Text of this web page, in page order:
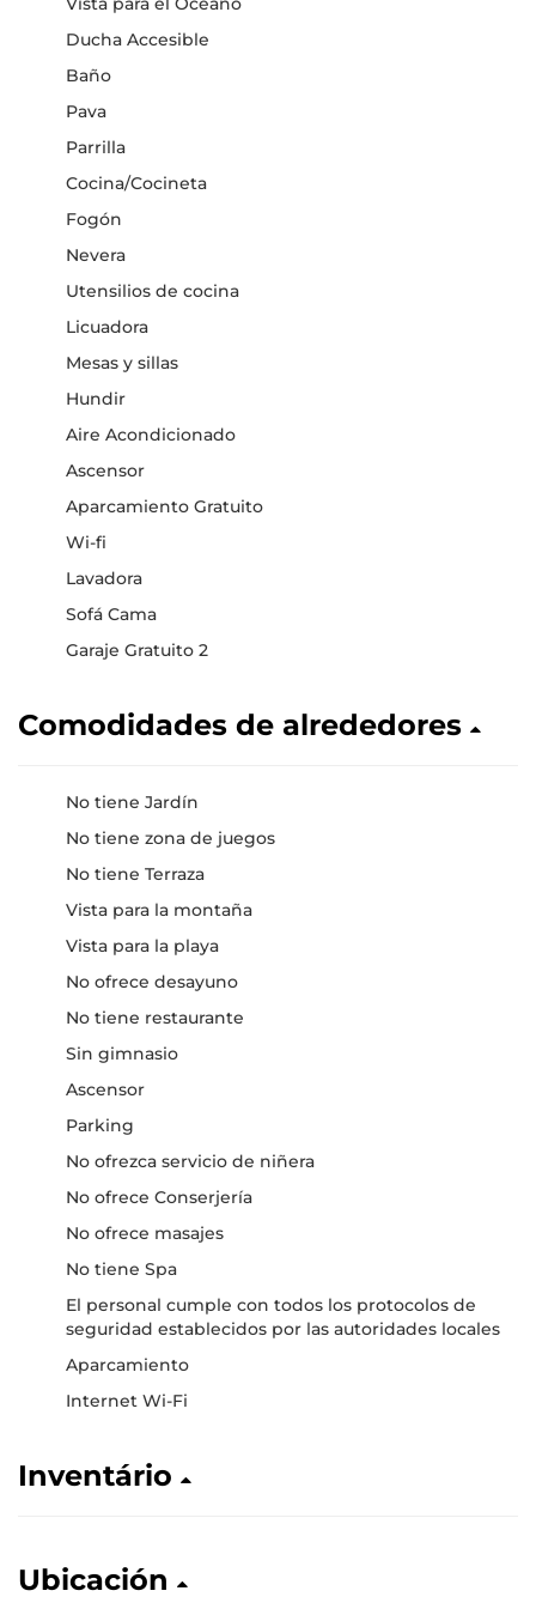
Ducha Accesible
Baño
Pava
Parrilla
Cocina/Cocineta
Fogón
Nevera
Utensilios de cocina
Licuadora
Mesas y sillas
Hundir
Aire Acondicionado
Ascensor
Aparcamiento Gratuito
Wi-fi
Lavadora
Sofá Cama
Garaje Gratuito 2
Comodidades de alrededores
No tiene Jardín
No tiene zona de juegos
No tiene Terraza
Vista para la montaña
Vista para la playa
No ofrece desayuno
No tiene restaurante
Sin gimnasio
Ascensor
Parking
No ofrezca servicio de niñera
No ofrece Conserjería
No ofrece masajes
No tiene Spa
El personal cumple con todos los protocolos de
seguridad establecidos por las autoridades locales
Aparcamiento
Internet Wi-Fi
Inventário
Ubicación